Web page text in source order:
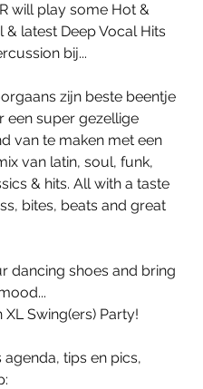
will play some Hot &
& latest Deep Vocal Hits
bij...
zijn beste beentje
een super gezellige
van te maken met een
van latin, soul, funk,
& hits. All with a taste
bites, beats and great
dancing shoes and bring
XL Swing(ers) Party!
agenda, tips en pics,